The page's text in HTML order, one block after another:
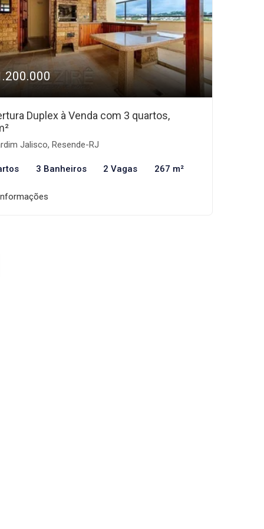
Duplex à Venda com 3 quartos,
Jalisco, Resende-RJ
3 Banheiros 2 Vagas 267 m²